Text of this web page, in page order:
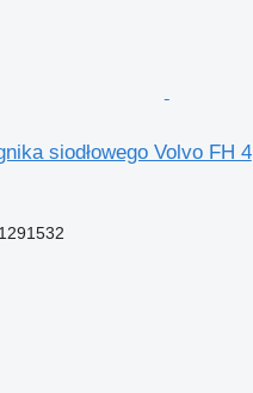
siodłowego Volvo FH 4